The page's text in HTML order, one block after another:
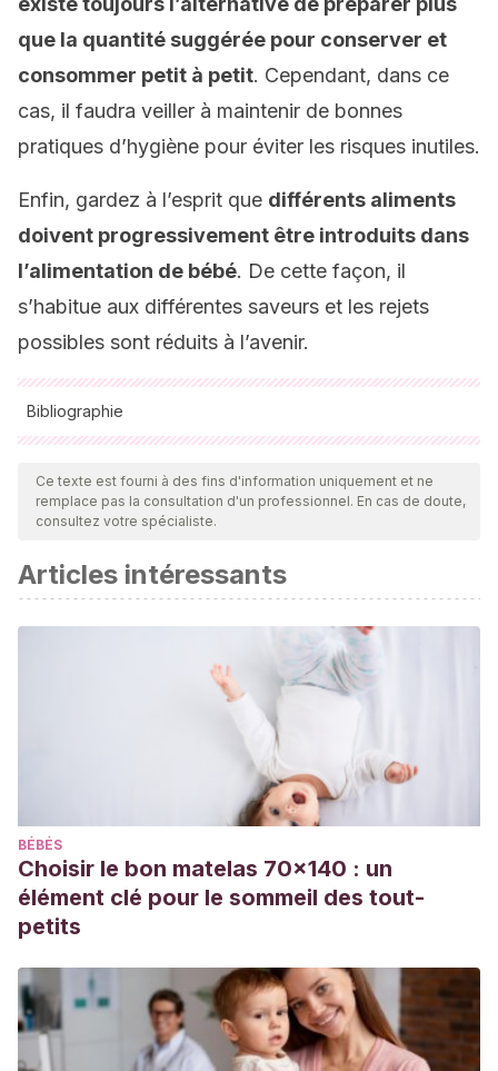
que la quantité suggérée pour conserver et
consommer petit à petit. Cependant, dans ce
cas, il faudra veiller à maintenir de bonnes
pratiques d’hygiène pour éviter les risques inutiles.
Enfin, gardez à l’esprit que différents aliments
doivent progressivement être introduits dans
l’alimentation de bébé. De cette façon, il
s’habitue aux différentes saveurs et les rejets
possibles sont réduits à l’avenir.
Bibliographie
Toutes les sources citées ont été examinées en profondeur
par notre équipe pour garantir leur qualité, leur fiabilité, leur
actualité et leur validité. La bibliographie de cet article a été
ou scientifique
Neha K, Haider MR, Pathak A, Yar MS. Medicinal prospects
Eur J Med Chem. 2019;178:687-
704. doi:10.1016/j.ejmech.2019.06.010
Carr AC, Maggini S. Vitamin C and Immune
. 2017;9(11):1211. Published 2017 Nov 3.
Ce texte est fourni à des fins d'information uniquement et ne
remplace pas la consultation d'un professionnel. En cas de doute,
consultez votre spécialiste.
Articles intéressants
BÉBÉS
Choisir le bon matelas 70x140 : un
élément clé pour le sommeil des tout-
petits